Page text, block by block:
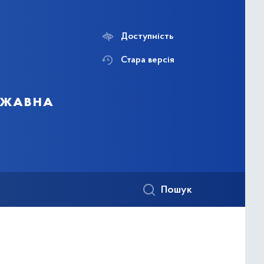
Доступність
Стара версія
Пошук